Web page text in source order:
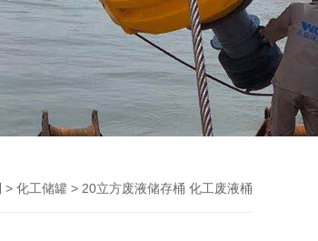
> 化工储罐 > 20立方废液储存桶 化工废液桶